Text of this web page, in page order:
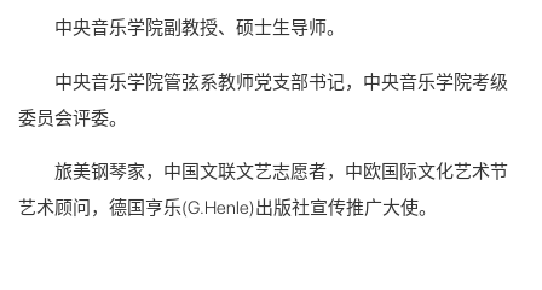
中央音乐学院副教授、硕士生导师。
中央音乐学院管弦系教师党支部书记，中央音乐学院考级
委员会评委。
旅美钢琴家，中国文联文艺志愿者，中欧国际文化艺术节
艺术顾问，德国亨乐(G.Henle)出版社宣传推广大使。